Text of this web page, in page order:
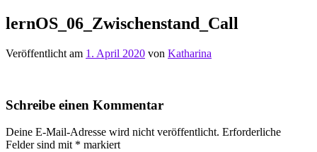
lernOS_06_Zwischenstand_Call
Veröffentlicht am 1. April 2020 von Katharina
Schreibe einen Kommentar
Deine E-Mail-Adresse wird nicht veröffentlicht. Erforderliche
Felder sind mit * markiert